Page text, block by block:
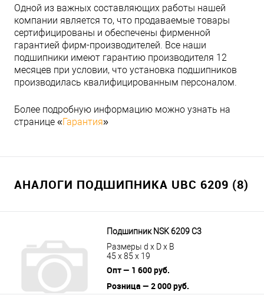
Одной из важных составляющих работы нашей
компании является то, что продаваемые товары
сертифицированы и обеспечены фирменной
гарантией фирм-производителей. Все наши
подшипники имеют гарантию производителя 12
месяцев при условии, что установка подшипников
производилась квалифицированным персоналом.
Более подробную информацию можно узнать на
странице «Гарантия»
АНАЛОГИ ПОДШИПНИКА UBC 6209 (8)
Подшипник NSK 6209 C3
Размеры d x D x B
45 x 85 x 19
Опт — 1 600 руб.
Розница — 2 000 руб.